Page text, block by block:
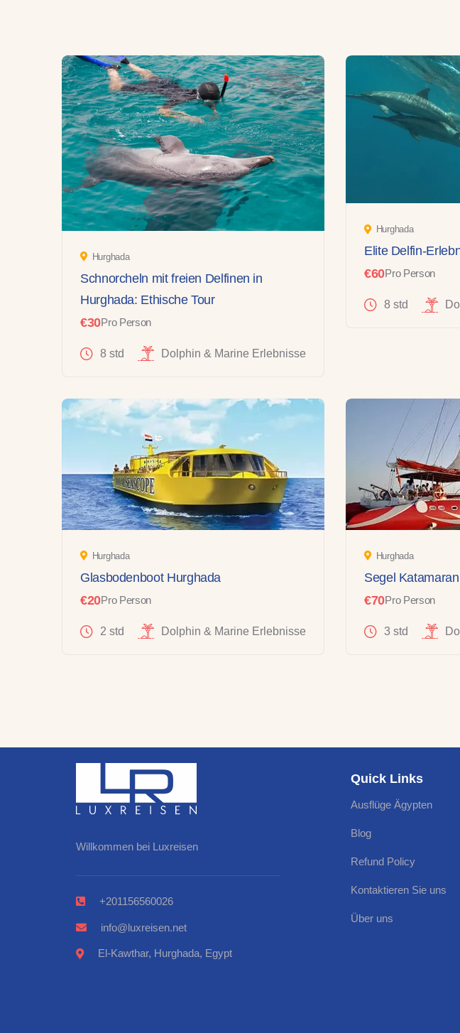
Hurghada
Schnorcheln mit freien Delfinen in
Hurghada: Ethische Tour
€30Pro Person
8 std Dolphin & Marine Erlebnisse
Hurghada
Elite Delfin-
€60Pro Person
8 std
Hurghada
Glasbodenboot Hurghada
€20Pro Person
2 std Dolphin & Marine Erlebnisse
Hurghada
Segel
€70Pro Person
3 std
Willkommen bei Luxreisen
+201156560026
info@luxreisen.net
El-Kawthar, Hurghada, Egypt
Quick Links
Ausflüge Ägypten
Blog
Refund Policy
Kontaktieren Sie uns
Über uns